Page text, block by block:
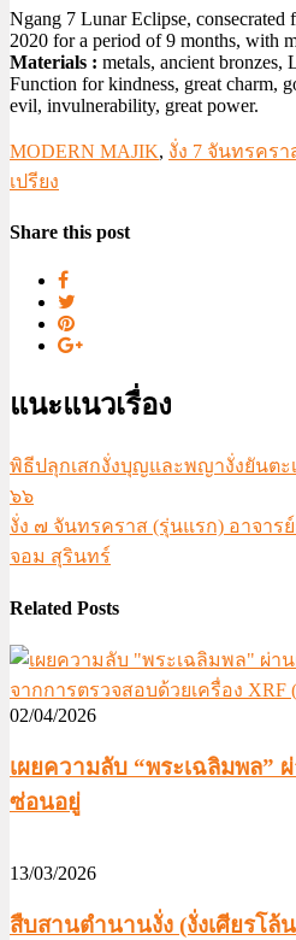
Ngang 7 Lunar Eclipse, consecrated
2020 for a period of 9 months, with
Materials : metals, ancient
Function for kindness, great charm,
evil, invulnerability, great power.
MODERN MAJIK, งั่ง 7 จันทรครา
เปรียง
Share this post
แนะแนวเรื่อง
พิธีปลุกเสกงั่งบุญและพญางั่งยันตะ
๖๖
งั่ง ๗ จันทรคราส (รุ่นแรก) อาจาร
จอม สุรินทร์
Related Posts
02/04/2026
เผยความลับ “พระเฉลิมพล”
ซ่อนอยู่
13/03/2026
สืบสานตำนานงั่ง (งั่งเศียรโล้น